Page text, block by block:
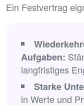
Ein Festvertrag
Aufgaben:
langfristiges
Starke
in Werte und